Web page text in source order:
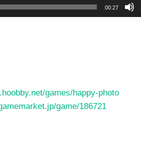
00:27
games/happy-photo
game/186721